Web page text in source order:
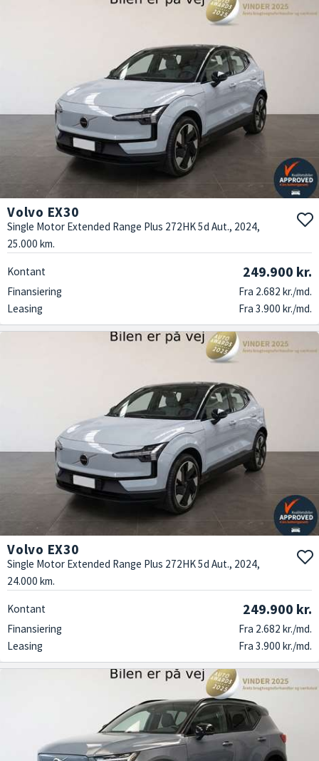
sedan eller en robust SUV. Hvis du har fundet en bil, du er interesseret
i, anbefaler vi, at du booker en prøvetur online. Så har vi bilen klar, når
Uanset om du er på udkig efter din første bil, en rummelig familiebil
eller en pålidelig bil til pendling, er en brugt Volvo fra kvalitetsbiler.dk et
valg, du trygt kan træffe. Vi står klar til at hjælpe dig godt videre – både
online og i butikken. Gør drømmebilen til virkelighed – find din brugte
Volvo i dag på kvalitetsbiler.dk. Book din prøvetur online eller kig forbi i
Tørring – vi glæder os til at byde dig velkommen.
Volvo EX30
Single Motor Extended Range Plus 272HK 5d Aut., 2024,
25.000 km.
Kontant 249.900 kr.
Finansiering
Fra 2.682 kr./md.
Leasing
Fra 3.900 kr./md.
Volvo EX30
Single Motor Extended Range Plus 272HK 5d Aut., 2024,
24.000 km.
Kontant 249.900 kr.
Finansiering
Fra 2.682 kr./md.
Leasing
Fra 3.900 kr./md.